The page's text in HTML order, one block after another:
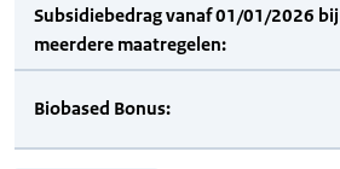
Subsidiebedrag vanaf 01/01/2026 bij
meerdere maatregelen:
Biobased Bonus: